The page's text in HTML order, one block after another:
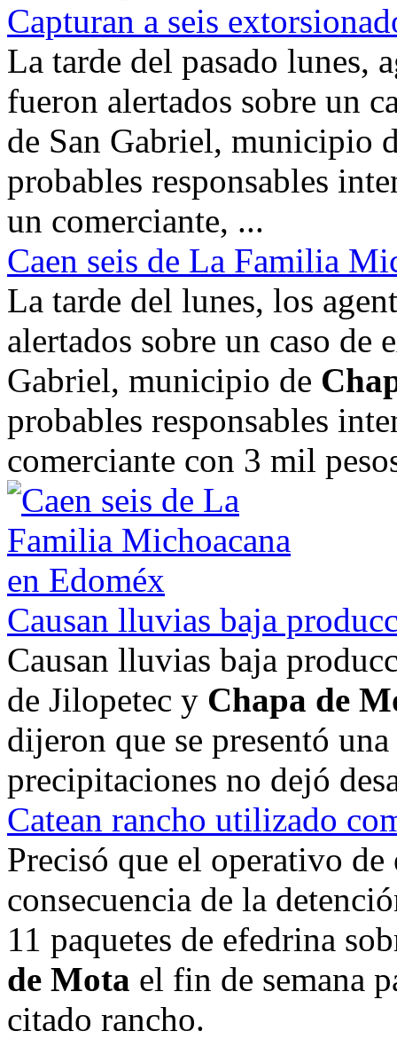
Capturan a seis
La tarde del pasado lunes,
fueron alertados sobre un
de San Gabriel, municipio
probables responsables
un comerciante, ...
Caen seis de La Familia
La tarde del lunes, los
alertados sobre un caso de
Gabriel, municipio de
probables responsables
comerciante con 3 mil
Causan lluvias baja
Causan lluvias baja
de Jilopetec y Chapa de
dijeron que se presentó
precipitaciones no dejó
Catean rancho utilizado
Precisó que el operativo de
consecuencia de la
11 paquetes de efedrina
de Mota el fin de semana
citado rancho.